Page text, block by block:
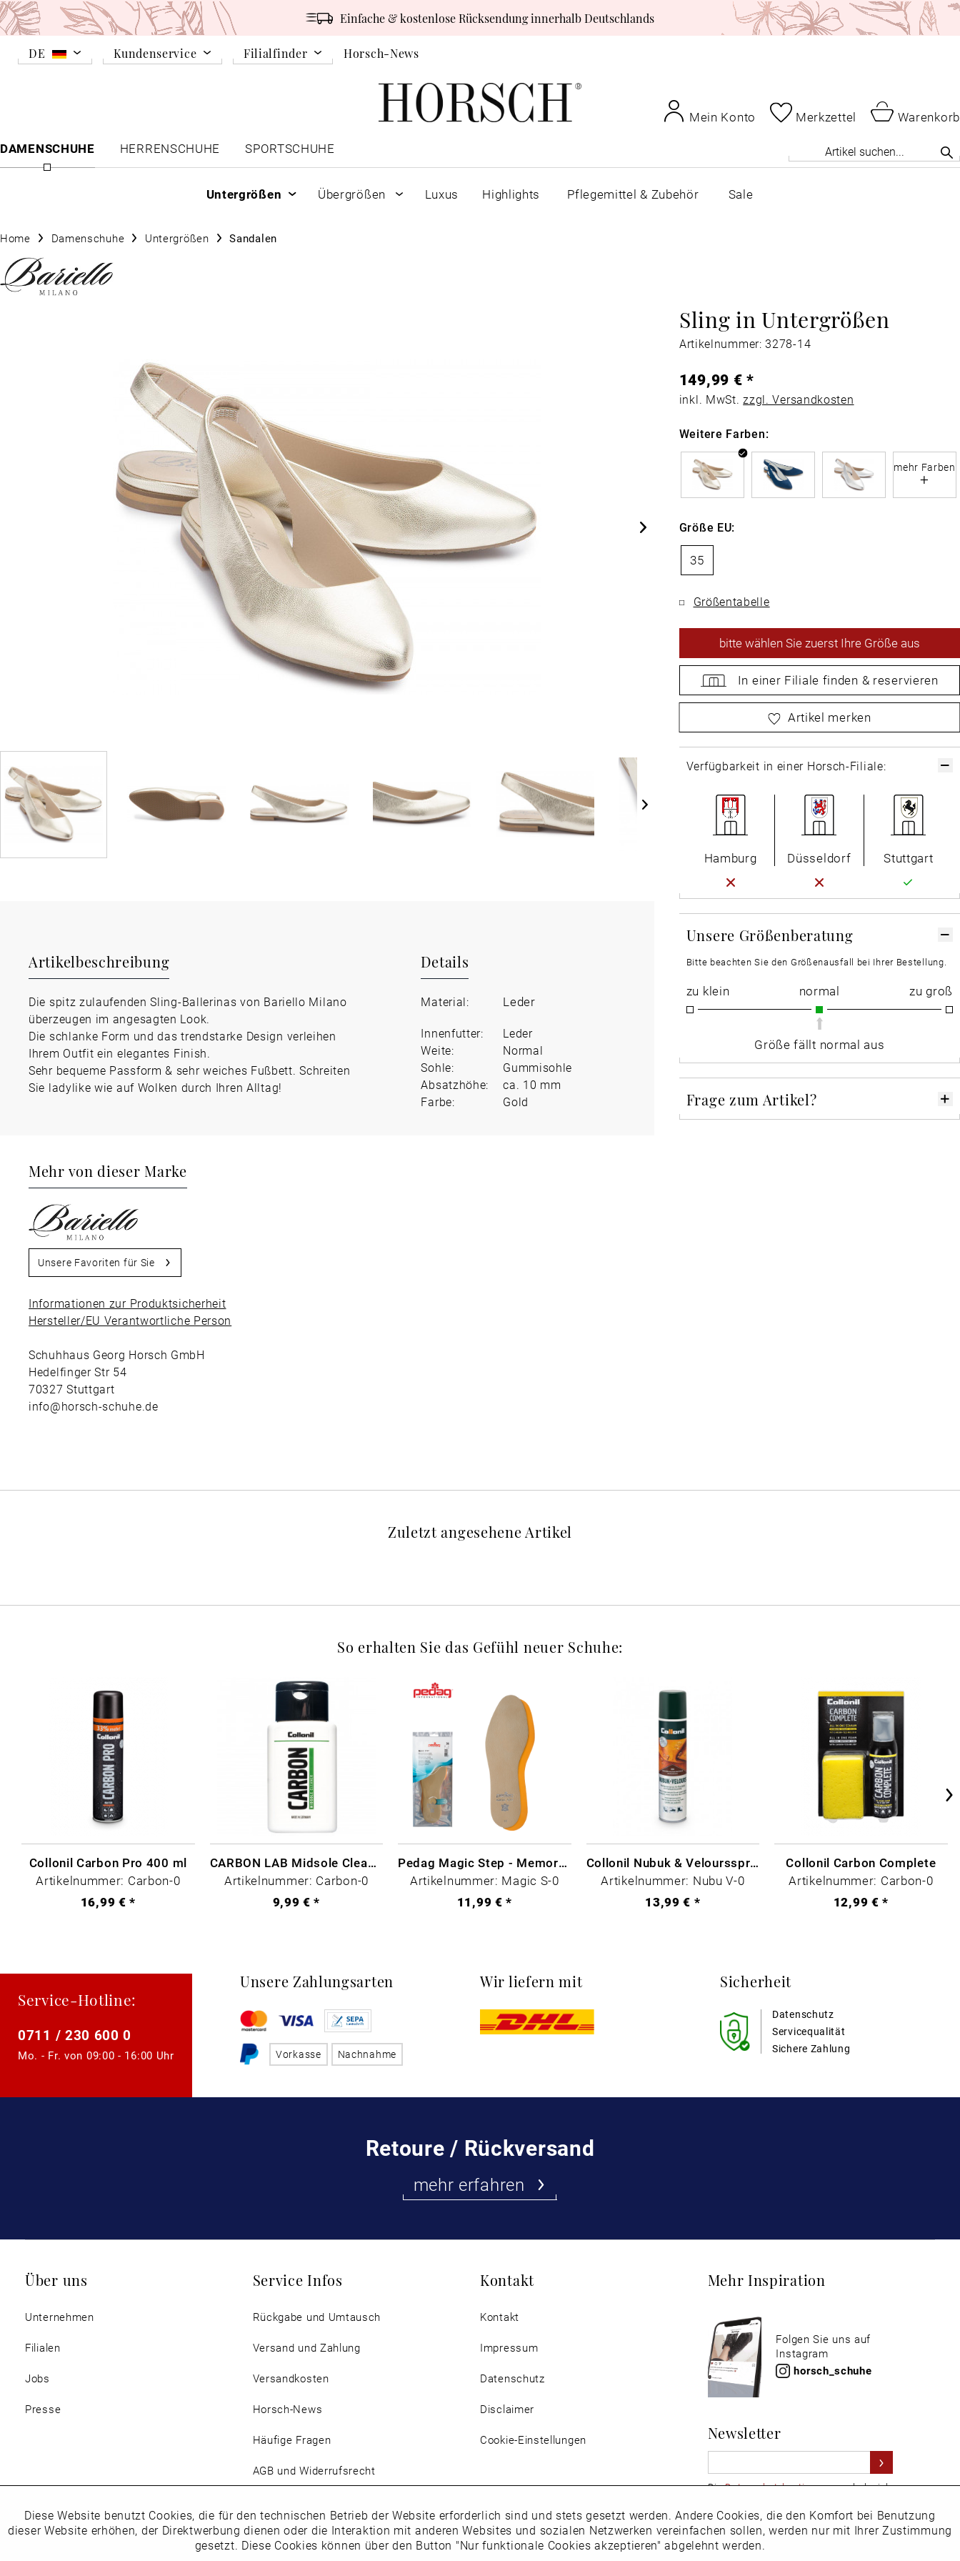
Einfache & kostenlose Rücksendung innerhalb Deutschlands
DE Kundenservice Filialfinder Horsch-News
Mein Konto Merkzettel
Warenkorb
DAMENSCHUHE
HERRENSCHUHE SPORTSCHUHE
Untergrößen Übergrößen Luxus Highlights Pflegemittel & Zubehör Sale
Home Damenschuhe Untergrößen Sandalen
Sling in Untergrößen
Artikelnummer: 3278-14
Artikelbeschreibung
Die spitz zulaufenden Sling-Ballerinas von Bariello Milano
überzeugen im angesagten Look.
Die schlanke Form und das trendstarke Design verleihen
Ihrem Outfit ein elegantes Finish.
Sehr bequeme Passform & sehr weiches Fußbett. Schreiten
Sie ladylike wie auf Wolken durch Ihren Alltag!
Details
Material: Leder
Innenfutter:
Leder
Weite:
Normal
Sohle:
Gummisohle
Absatzhöhe:
ca. 10 mm
Farbe:
Gold
Mehr von dieser Marke
Unsere Favoriten für Sie
Informationen zur Produktsicherheit
Hersteller/EU Verantwortliche Person
Schuhhaus Georg Horsch GmbH
Hedelfinger Str 54
70327 Stuttgart
info@horsch-schuhe.de
149,99 € *
inkl. MwSt.zzgl. Versandkosten
Weitere Farben:
mehr Farben
+
Größe EU:
35
Größentabelle
bittewählen Sie zuerst Ihre Größe aus
In einer Filiale finden & reservieren
wählen Sie zuerst Ihre Größe aus
Artikel merken
Verfügbarkeit in einer Horsch-Filiale:
Hamburg Düsseldorf Stuttgart
Unsere Größenberatung
Bitte beachten Sie den Größenausfall bei Ihrer Bestellung.
zu klein normal zu groß
Größe fällt normal aus
Frage zum Artikel?
Zuletzt angesehene Artikel
So erhalten Sie das Gefühl neuer Schuhe:
Collonil Carbon Pro 400 ml
Artikelnummer: Carbon-0
16,99 € *
CARBON LAB Midsole Cleaner
Artikelnummer: Carbon-0
9,99 € *
Pedag Magic Step - Memory Schaum
Artikelnummer: Magic S-0
11,99 € *
Collonil Nubuk & Veloursspray Schwarz
Artikelnummer: Nubu V-0
13,99 € *
Collonil Carbon Complete
Artikelnummer: Carbon-0
12,99 € *
Retoure / Rückversand
mehr erfahren
Service-Hotline:
0711 / 230 600 0
Mo. - Fr. von 09:00 - 16:00 Uhr
Unsere Zahlungsarten
Vorkasse Nachnahme
Wir liefern mit Sicherheit
Datenschutz
Sichere Zahlung
Servicequalität
Über uns
Unternehmen
Filialen
Jobs
Presse
Service Infos
Rückgabe und Umtausch
Versand und Zahlung
Versandkosten
Horsch-News
Häufige Fragen
AGB und Widerrufsrecht
Kontakt
Kontakt
Impressum
Datenschutz
Disclaimer
Cookie-Einstellungen
Mehr Inspiration
Folgen Sie uns auf
Instagram
horsch_schuhe
Newsletter
DieDatenschutzbestimmungenhabe ich
Hiervom Newsletter abmelden.
Funktionale Aktiv
Diese Website benutzt Cookies, die für den technischen Betrieb der Website erforderlich sind und stets gesetzt werden. Andere Cookies, die den Komfort bei Benutzung
dieser Website erhöhen, der Direktwerbung dienen oder die Interaktion mit anderen Websites und sozialen Netzwerken vereinfachen sollen, werden nur mit Ihrer Zustimmung
gesetzt. Diese Cookies können über den Button "Nur funktionale Cookies akzeptieren" abgelehnt werden.